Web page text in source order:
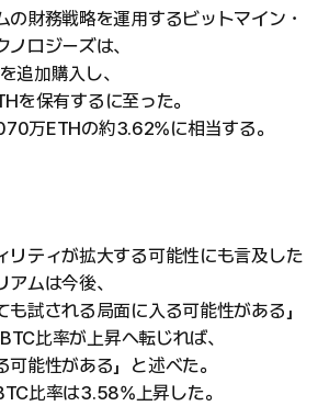
の財務戦略を運用するビットマイン・
ロジーズは、
追加購入し、
を保有するに至った。
万ETHの約3.62%に相当する。
リティが拡大する可能性にも言及した
ムは今後、
も試される局面に入る可能性がある」
比率が上昇へ転じれば、
能性がある」と述べた。
比率は3.58%上昇した。